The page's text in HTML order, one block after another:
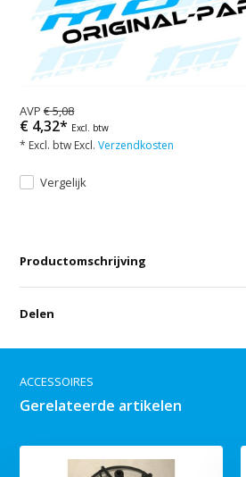
AVP€ 5,08
€ 4,32* Excl. btw
* Excl. btw Excl.Verzendkosten
Vergelijk
Productomschrijving
Delen
ACCESSOIRES
Gerelateerde artikelen